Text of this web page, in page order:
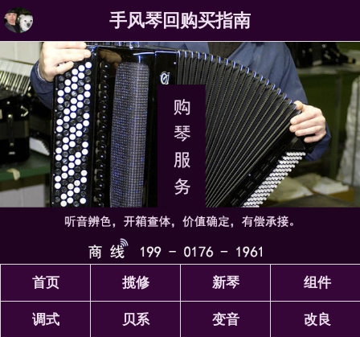
手风琴回购买指南
首页 揽修 新琴 组件
调式 贝系 变音 改良